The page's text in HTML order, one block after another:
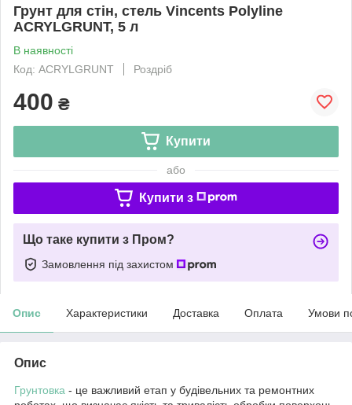
Грунт для стін, стель Vincents Polyline
ACRYLGRUNT, 5 л
В наявності
Код: ACRYLGRUNT
Роздріб
400 ₴
Купити
або
Купити з
Що таке купити з Пром?
Замовлення під захистом
Опис Характеристики Доставка Оплата Умови
Опис
Грунтовка - це важливий етап у будівельних та ремонтних